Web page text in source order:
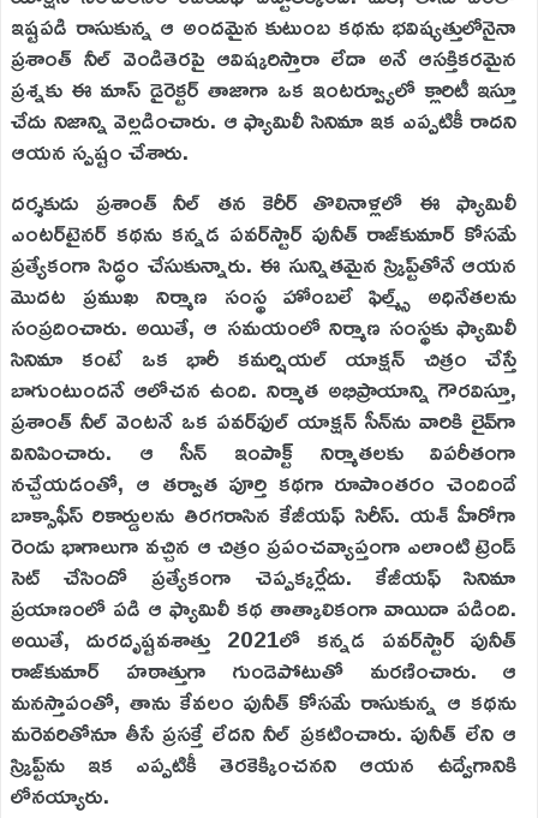
ఇష్టపడి రాసుకున్న ఆ అందమైన కుటుంబ కథను భవిష్యత్తులోనైనా
ప్రశాంత్ నీల్ వెండితెరపై ఆవిష్కరిస్తారా లేదా అనే ఆసక్తికరమైన
ప్రశ్నకు ఈ మాస్ డైరెక్టర్ తాజాగా ఒక ఇంటర్వ్యూలో క్లారిటీ ఇస్తూ
చేదు నిజాన్ని వెల్లడించారు. ఆ ఫ్యామిలీ సినిమా ఇక ఎప్పటికీ రాదని
ఆయన స్పష్టం చేశారు.
దర్శకుడు ప్రశాంత్ నీల్ తన కెరీర్ తొలినాళ్లలో ఈ ఫ్యామిలీ
ఎంటర్‌టైనర్ కథను కన్నడ పవర్‌స్టార్ పునీత్ రాజ్‌కుమార్ కోసమే
ప్రత్యేకంగా సిద్ధం చేసుకున్నారు. ఈ సున్నితమైన స్క్రిప్ట్‌తోనే ఆయన
మొదట ప్రముఖ నిర్మాణ సంస్థ హోంబలే ఫిల్మ్స్ అధినేతలను
సంప్రదించారు. అయితే, ఆ సమయంలో నిర్మాణ సంస్థకు ఫ్యామిలీ
సినిమా కంటే ఒక భారీ కమర్షియల్ యాక్షన్ చిత్రం చేస్తే
బాగుంటుందనే ఆలోచన ఉంది. నిర్మాత అభిప్రాయాన్ని గౌరవిస్తూ,
ప్రశాంత్ నీల్ వెంటనే ఒక పవర్‌ఫుల్ యాక్షన్ సీన్‌ను వారికి లైవ్‌గా
వినిపించారు. ఆ సీన్ ఇంపాక్ట్ నిర్మాతలకు విపరీతంగా
నచ్చేయడంతో, ఆ తర్వాత పూర్తి కథగా రూపాంతరం చెందిందే
బాక్సాఫీస్ రికార్డులను తిరగరాసిన కేజీయఫ్ సిరీస్. యశ్ హీరోగా
రెండు భాగాలుగా వచ్చిన ఆ చిత్రం ప్రపంచవ్యాప్తంగా ఎలాంటి ట్రెండ్
సెట్ చేసిందో ప్రత్యేకంగా చెప్పక్కర్లేదు. కేజీయఫ్ సినిమా
ప్రయాణంలో పడి ఆ ఫ్యామిలీ కథ తాత్కాలికంగా వాయిదా పడింది.
అయితే, దురదృష్టవశాత్తు 2021లో కన్నడ పవర్‌స్టార్ పునీత్
రాజ్‌కుమార్ హఠాత్తుగా గుండెపోటుతో మరణించారు. ఆ
మనస్తాపంతో, తాను కేవలం పునీత్ కోసమే రాసుకున్న ఆ కథను
మరెవరితోనూ తీసే ప్రసక్తే లేదని నీల్ ప్రకటించారు. పునీత్ లేని ఆ
స్క్రిప్ట్‌ను ఇక ఎప్పటికీ తెరకెక్కించనని ఆయన ఉద్వేగానికి
లోనయ్యారు.